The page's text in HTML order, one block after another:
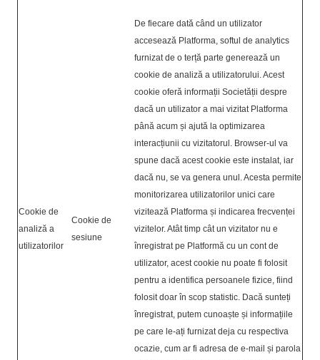
Cookie de
analiză a
utilizatorilor
Cookie de
sesiune
De fiecare dată când un utilizator
accesează Platforma, softul de analytics
furnizat de o terță parte generează un
cookie de analiză a utilizatorului. Acest
cookie oferă informații Societății despre
dacă un utilizator a mai vizitat Platforma
până acum și ajută la optimizarea
interacțiunii cu vizitatorul. Browser-ul va
spune dacă acest cookie este instalat, iar
dacă nu, se va genera unul. Acesta permite
monitorizarea utilizatorilor unici care
vizitează Platforma și indicarea frecvenței
vizitelor. Atât timp cât un vizitator nu e
înregistrat pe Platformă cu un cont de
utilizator, acest cookie nu poate fi folosit
pentru a identifica persoanele fizice, fiind
folosit doar în scop statistic. Dacă sunteți
înregistrat, putem cunoaște și informațiile
pe care le-ați furnizat deja cu respectiva
ocazie, cum ar fi adresa de e-mail și parola